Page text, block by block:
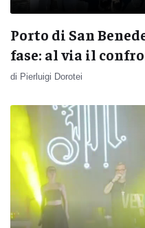
Porto di San
fase: al via il
di Pierluigi Dorotei